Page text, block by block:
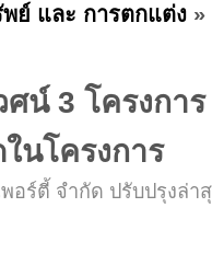
ย์ และ การตกแต่ง »
น์ 3 โครงกา
นโครงการ
ร์ตี้ จำกัด ปรับปรุงล่า